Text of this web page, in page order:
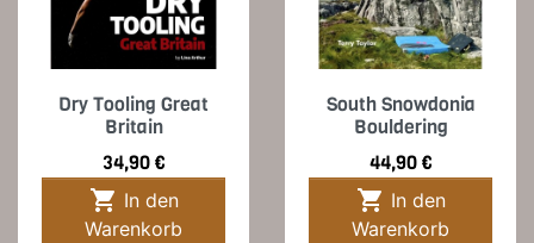
Dry Tooling Great
Britain
Preis
34,90 €

Warenkorb
South Snowdonia
Bouldering
Preis
44,90 €

Warenkorb